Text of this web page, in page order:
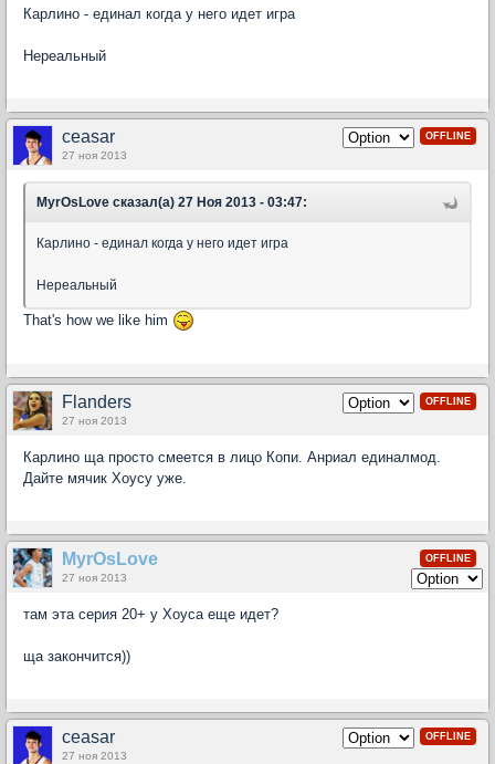
Карлино - единал когда у него идет игра
Нереальный
OFFLINE
ceasar
27 ноя 2013
MyrOsLove сказал(а) 27 Ноя 2013 - 03:47:
Карлино - единал когда у него идет игра
Нереальный
That's how we like him
OFFLINE
Flanders
27 ноя 2013
Карлино ща просто смеется в лицо Копи. Анриал единалмод.
Дайте мячик Хоусу уже.
OFFLINE
MyrOsLove
27 ноя 2013
там эта серия 20+ у Хоуса еще идет?
ща закончится))
OFFLINE
ceasar
27 ноя 2013